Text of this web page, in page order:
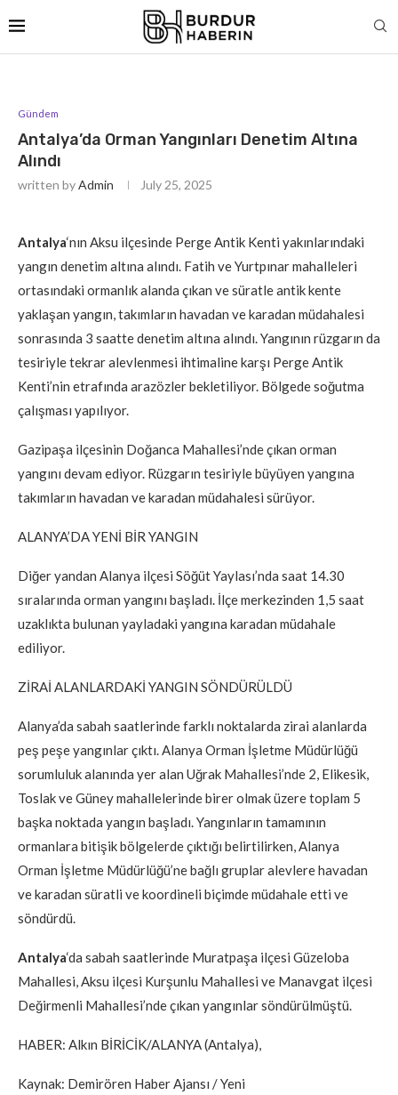
Gündem
Antalya’da Orman Yangınları Denetim Altına
Alındı
written byAdmin July 25, 2025
Antalya‘nın Aksu ilçesinde Perge Antik Kenti yakınlarındaki
yangın denetim altına alındı. Fatih ve Yurtpınar mahalleleri
ortasındaki ormanlık alanda çıkan ve süratle antik kente
yaklaşan yangın, takımların havadan ve karadan müdahalesi
sonrasında 3 saatte denetim altına alındı. Yangının rüzgarın da
tesiriyle tekrar alevlenmesi ihtimaline karşı Perge Antik
Kenti’nin etrafında arazözler bekletiliyor. Bölgede soğutma
çalışması yapılıyor.
Gazipaşa ilçesinin Doğanca Mahallesi’nde çıkan orman
yangını devam ediyor. Rüzgarın tesiriyle büyüyen yangına
takımların havadan ve karadan müdahalesi sürüyor.
ALANYA’DA YENİ BİR YANGIN
Diğer yandan Alanya ilçesi Söğüt Yaylası’nda saat 14.30
sıralarında orman yangını başladı. İlçe merkezinden 1,5 saat
uzaklıkta bulunan yayladaki yangına karadan müdahale
ediliyor.
ZİRAİ ALANLARDAKİ YANGIN SÖNDÜRÜLDÜ
Alanya’da sabah saatlerinde farklı noktalarda zirai alanlarda
peş peşe yangınlar çıktı. Alanya Orman İşletme Müdürlüğü
sorumluluk alanında yer alan Uğrak Mahallesi’nde 2, Elikesik,
Toslak ve Güney mahallelerinde birer olmak üzere toplam 5
başka noktada yangın başladı. Yangınların tamamının
ormanlara bitişik bölgelerde çıktığı belirtilirken, Alanya
Orman İşletme Müdürlüğü’ne bağlı gruplar alevlere havadan
ve karadan süratli ve koordineli biçimde müdahale etti ve
söndürdü.
Antalya‘da sabah saatlerinde Muratpaşa ilçesi Güzeloba
Mahallesi, Aksu ilçesi Kurşunlu Mahallesi ve Manavgat ilçesi
Değirmenli Mahallesi’nde çıkan yangınlar söndürülmüştü.
HABER: Alkın BİRİCİK/ALANYA (Antalya),
Kaynak: Demirören Haber Ajansı / Yeni